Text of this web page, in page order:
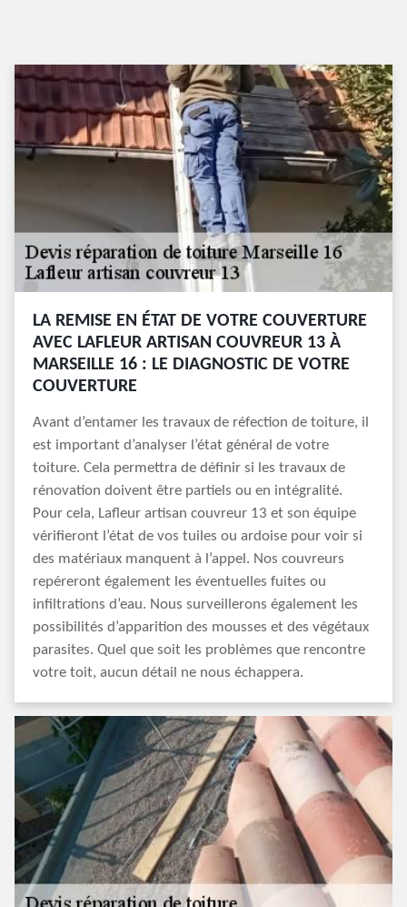
LA REMISE EN ÉTAT DE VOTRE COUVERTURE
AVEC LAFLEUR ARTISAN COUVREUR 13 À
MARSEILLE 16 : LE DIAGNOSTIC DE VOTRE
COUVERTURE
Avant d’entamer les travaux de réfection de toiture, il
est important d’analyser l’état général de votre
toiture. Cela permettra de définir si les travaux de
rénovation doivent être partiels ou en intégralité.
Pour cela, Lafleur artisan couvreur 13 et son équipe
vérifieront l’état de vos tuiles ou ardoise pour voir si
des matériaux manquent à l’appel. Nos couvreurs
repéreront également les éventuelles fuites ou
infiltrations d’eau. Nous surveillerons également les
possibilités d’apparition des mousses et des végétaux
parasites. Quel que soit les problèmes que rencontre
votre toit, aucun détail ne nous échappera.